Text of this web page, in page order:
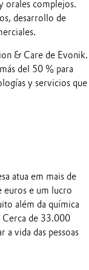
orales complejos.
desarrollo de
& Care de Evonik.
del 50 % para
y servicios que
atua em mais de
euros e um lucro
além da química
Cerca de 33.000
vida das pessoas